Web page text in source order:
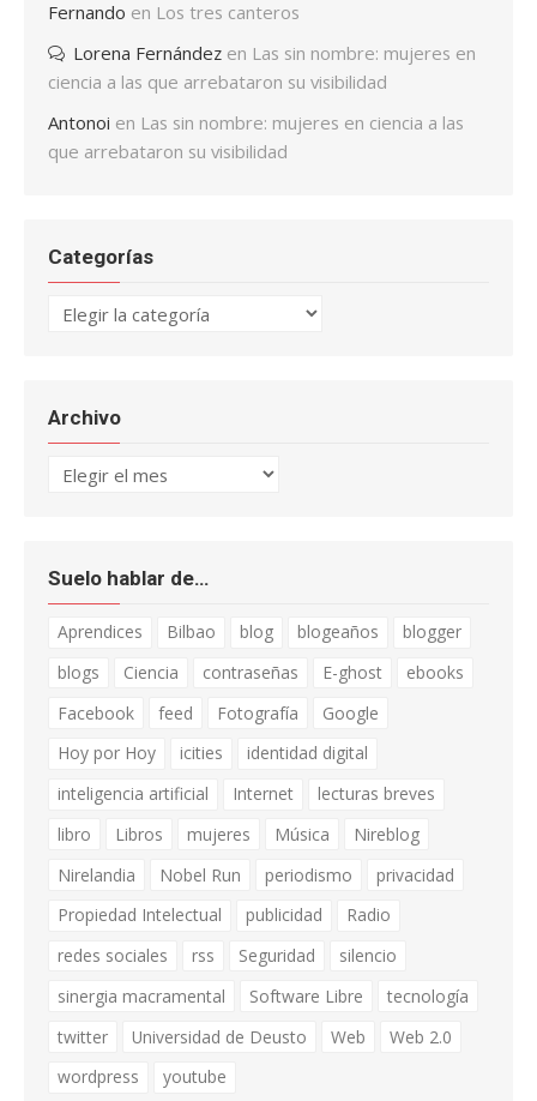
Fernando en Los tres canteros
Lorena Fernández en Las sin nombre: mujeres en
ciencia a las que arrebataron su visibilidad
Antonoi en Las sin nombre: mujeres en ciencia a las
que arrebataron su visibilidad
Categorías
Categorías
Archivo
Archivo
Suelo hablar de…
Aprendices Bilbao blog blogeaños
blogger
blogs
Ciencia contraseñas E-ghost
ebooks
Facebook
feed Fotografía
Google
Hoy por Hoy
icities
identidad digital
inteligencia artificial
Internet
lecturas breves
libro
Libros mujeres Música
Nireblog
Nirelandia
Nobel Run periodismo
privacidad
Propiedad Intelectual
publicidad
Radio
redes sociales
rss Seguridad
silencio
sinergia macramental
Software Libre
tecnología
twitter
Universidad de Deusto Web
Web 2.0
wordpress
youtube